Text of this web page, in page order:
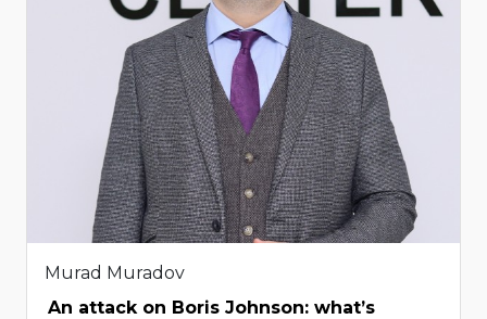
Murad Muradov
An attack on Boris Johnson: what’s